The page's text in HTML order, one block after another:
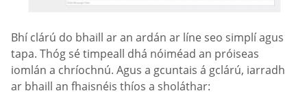
Bhí clárú do bhaill ar an ardán ar líne seo simplí agus
tapa. Thóg sé timpeall dhá nóiméad an próiseas
iomlán a chríochnú. Agus a gcuntais á gclárú, iarradh
ar bhaill an fhaisnéis thíos a sholáthar: